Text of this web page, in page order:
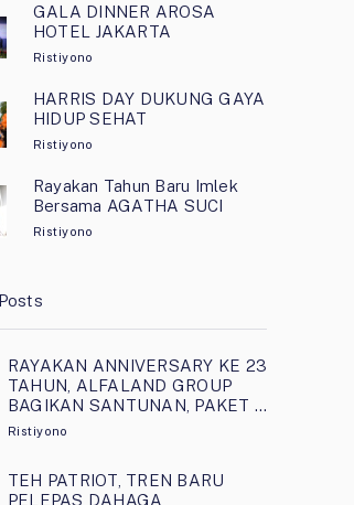
GALA DINNER AROSA
HOTEL JAKARTA
Ristiyono
HARRIS DAY DUKUNG GAYA
HIDUP SEHAT
Ristiyono
Rayakan Tahun Baru Imlek
Bersama AGATHA SUCI
Ristiyono
RAYAKAN ANNIVERSARY KE 23
TAHUN, ALFALAND GROUP
BAGIKAN SANTUNAN, PAKET …
Ristiyono
TEH PATRIOT, TREN BARU
PELEPAS DAHAGA